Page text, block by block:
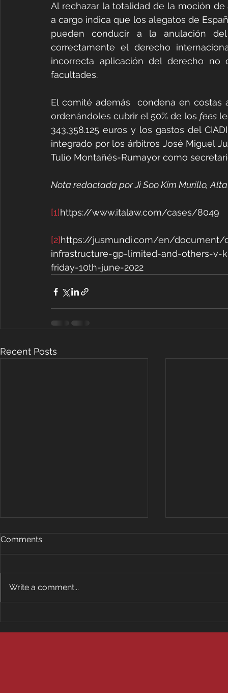
Al rechazar la totalidad de la moción
a cargo indica que los alegatos de
pueden conducir a la anulación
correctamente el derecho
incorrecta aplicación del derecho no
facultades.
El comité además  condena en costas
ordenándoles cubrir el 50% de los fees
343,358.125 euros y los gastos del
integrado por los árbitros José Miguel
Tulio Montañés-Rumayor como
Nota redactada por Ji Soo Kim Murillo,
[1]https://www.italaw.com/cases/8049
[2]https://jusmundi.com/en/document/
infrastructure-gp-limited-and-others-
friday-10th-june-2022
Recent Posts
Comments
Write a comment...